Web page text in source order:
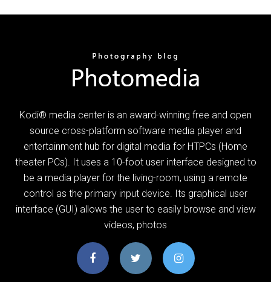
Kodi® media center is an award-winning free and open
source cross-platform software media player and
entertainment hub for digital media for HTPCs (Home
theater PCs). It uses a 10-foot user interface designed to
be a media player for the living-room, using a remote
control as the primary input device. Its graphical user
interface (GUI) allows the user to easily browse and view
videos, photos